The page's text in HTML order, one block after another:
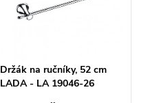
Držák na ručníky, 52 cm
LADA - LA 19046-26